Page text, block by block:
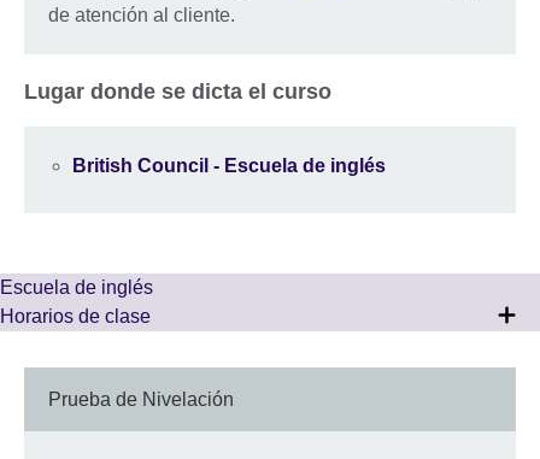
de atención al cliente.
Lugar donde se dicta el curso
British Council - Escuela de inglés
Escuela de inglés
Horarios de clase
Prueba de Nivelación